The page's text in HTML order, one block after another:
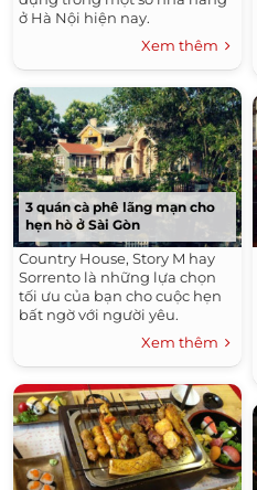
ở Hà Nội hiện nay.
Xem thêm
3 quán cà phê lãng mạn cho
hẹn hò ở Sài Gòn
Country House, Story M hay
Sorrento là những lựa chọn
tối ưu của bạn cho cuộc hẹn
bất ngờ với người yêu.
Xem thêm